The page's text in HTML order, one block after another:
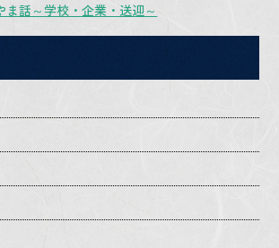
ま話～学校・企業・送迎～